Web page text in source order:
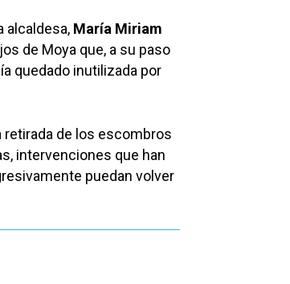
alcaldesa, María Miriam
de Moya que, a su paso
quedado inutilizada por
retirada de los escombros
intervenciones que han
puedan volver